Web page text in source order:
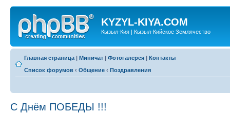
KYZYL-KIYA.COM
Кызыл-Кия | Кызыл-Кийское Землячество
Главная страница | Миничат | Фотогалерея | Контакты
Список форумов ‹ Общение ‹ Поздравления
С Днём ПОБЕДЫ !!!